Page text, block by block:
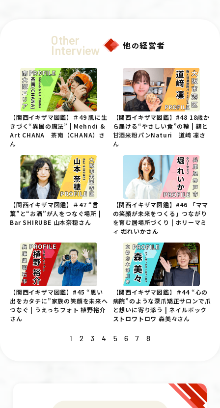
Other
Interview 他の経営者
【関西イキザマ図鑑】＃49 肌に生
きづく“異国の魔法” | Mehndi &
Art CHANA 茶南（CHANA）さ
ん
【関西イキザマ図鑑】#48 18歳か
ら届ける“やさしい食”の輪 | 麹と
甘酒米粉パンNaturi 道﨑 凜さ
ん
【関西イキザマ図鑑】＃47 “言
葉”と“お酒”が人をつなぐ場所 |
Bar SHIRUBE 山本奈穂さん
【関西イキザマ図鑑】#46 「ママ
の笑顔が未来をつくる」つながり
を育む居場所づくり | ホリーマミ
ィ 堀れいかさん
【関西イキザマ図鑑】#45 “思い
出をカタチに”家族の笑顔を未来へ
つなぐ | うえっちフォト 植野裕介
さん
【関西イキザマ図鑑】＃44 “心の
病院”のような深爪矯正サロンで爪
と想いに寄り添う | ネイルボック
ストロワトロワ 森美々さん
1 2 3 4 5 6 7 8